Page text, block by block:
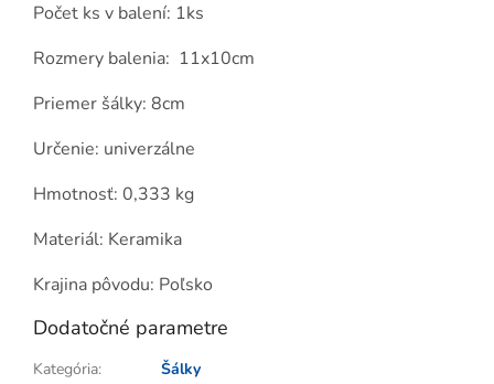
Počet ks v balení: 1ks
Rozmery balenia: 11x10cm
Priemer šálky: 8cm
Určenie: univerzálne
Hmotnosť: 0,333 kg
Materiál: Keramika
Krajina pôvodu: Poľsko
Dodatočné parametre
Kategória:
Šálky